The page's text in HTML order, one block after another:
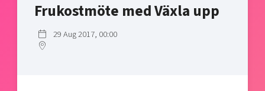
Artificial intelligence
Cybersecurity
Develop your company
Frukostmöte med Växla upp
29 Aug 2017, 00:00